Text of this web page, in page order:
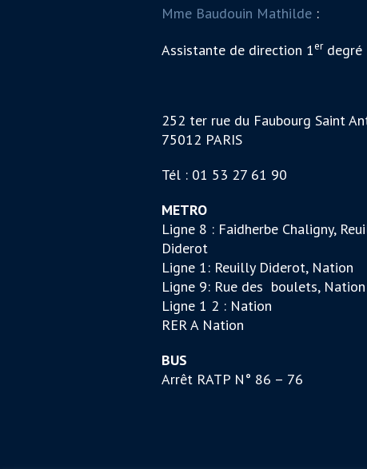
Mme Baudouin Mathilde :
Assistante de direction 1erdegré
252 ter rue du Faubourg Saint
75012 PARIS
Tél : 01 53 27 61 90
METRO
Ligne 8 : Faidherbe Chaligny,
Diderot
Ligne 1: Reuilly Diderot, Nation
Ligne 9: Rue des boulets, Nation
Ligne 1 2 : Nation
RER A Nation
BUS
Arrêt RATP N° 86 – 76